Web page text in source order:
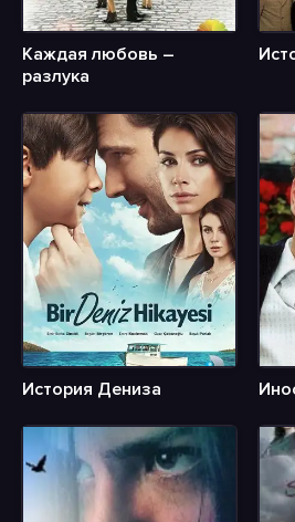
Каждая любовь –
разлука
История Дениза